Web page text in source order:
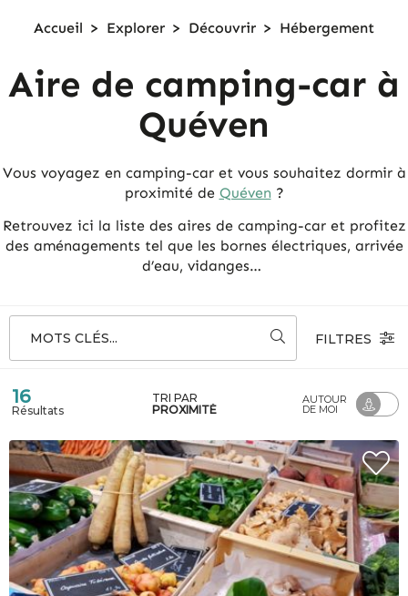
Accueil > Explorer > Découvrir > Hébergement
Aire de camping-car à
Quéven
Vous voyagez en camping-car et vous souhaitez dormir à
proximité de Quéven ?
Retrouvez ici la liste des aires de camping-car et profitez
des aménagements tel que les bornes électriques, arrivée
d’eau, vidanges…
MOTS CLÉS... FILTRES
16
Résultats
TRI PAR
PROXIMITÉ
AUTOUR
DE MOI